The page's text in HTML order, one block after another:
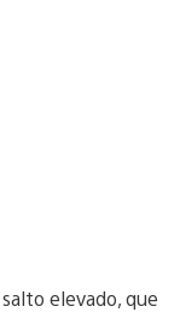
elevado, que